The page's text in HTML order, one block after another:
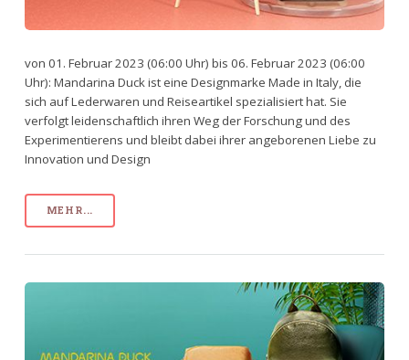
von 01. Februar 2023 (06:00 Uhr) bis 06. Februar 2023 (06:00
Uhr): Mandarina Duck ist eine Designmarke Made in Italy, die
sich auf Lederwaren und Reiseartikel spezialisiert hat. Sie
verfolgt leidenschaftlich ihren Weg der Forschung und des
Experimentierens und bleibt dabei ihrer angeborenen Liebe zu
Innovation und Design
MEHR...